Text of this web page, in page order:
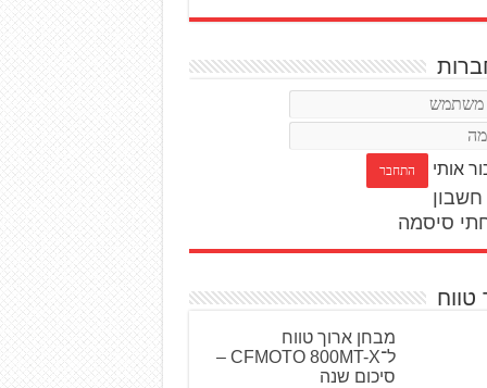
אותי
חשבון
סיסמה
טווח
מבחן ארוך טווח
ל־CFMOTO 800MT-X –
סיכום שנה